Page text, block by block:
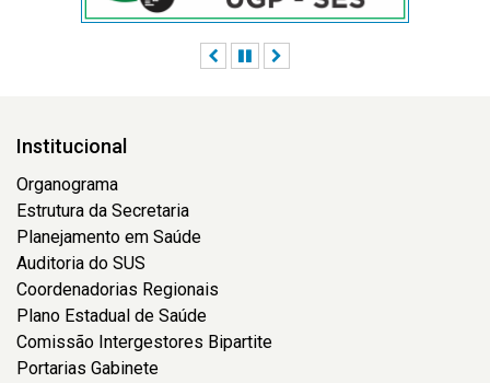
AnteriorPausar
Institucional
Organograma
Estrutura da Secretaria
Planejamento em Saúde
Auditoria do SUS
Coordenadorias Regionais
Plano Estadual de Saúde
Comissão Intergestores Bipartite
Portarias Gabinete